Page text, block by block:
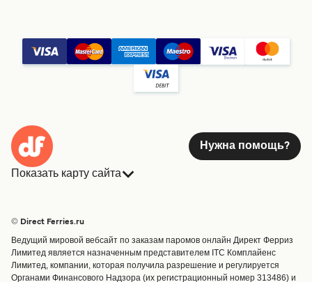
Нужна помощь?
Показать карту сайта
Страны
Обслуживание клиентов
Операторы
Маршруты и порты
Грузоперевозки
© Direct Ferries.ru
Ведущий мировой вебсайт по заказам паромов онлайн Директ Ферриз
Лимитед является назначенным представителем ITC Комплайенс
Лимитед, компании, которая получила разрешение и регулируется
Органами Финансового Надзора (их регистрационный номер 313486) и